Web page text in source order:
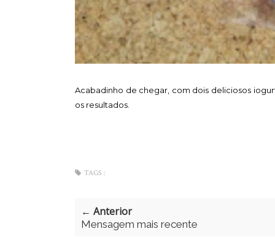
Acabadinho de chegar, com dois deliciosos
os resultados.
TAGS :
← Anterior
Mensagem mais recente